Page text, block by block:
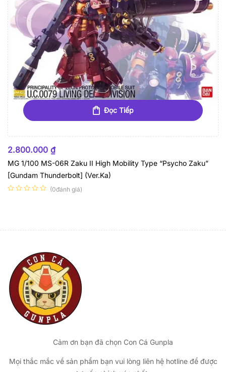
Đọc Tiếp
2.800.000 ₫
MG 1/100 MS-06R Zaku II High Mobility Type “Psycho Zaku”
[Gundam Thunderbolt] (Ver.Ka)
(0đánh giá)
Cảm ơn bạn đã chọn Con Cá Gunpla
Mọi thắc mắc về sản phẩm bạn vui lòng liên hệ hotline để được